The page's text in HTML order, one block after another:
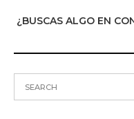
¿BUSCAS ALGO EN